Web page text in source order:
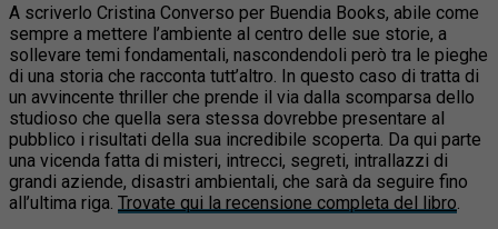
A scriverlo Cristina Converso per Buendia Books, abile come
sempre a mettere l’ambiente al centro delle sue storie, a
sollevare temi fondamentali, nascondendoli però tra le pieghe
di una storia che racconta tutt’altro. In questo caso di tratta di
un avvincente thriller che prende il via dalla scomparsa dello
studioso che quella sera stessa dovrebbe presentare al
pubblico i risultati della sua incredibile scoperta. Da qui parte
una vicenda fatta di misteri, intrecci, segreti, intrallazzi di
grandi aziende, disastri ambientali, che sarà da seguire fino
all’ultima riga. Trovate qui la recensione completa del libro.